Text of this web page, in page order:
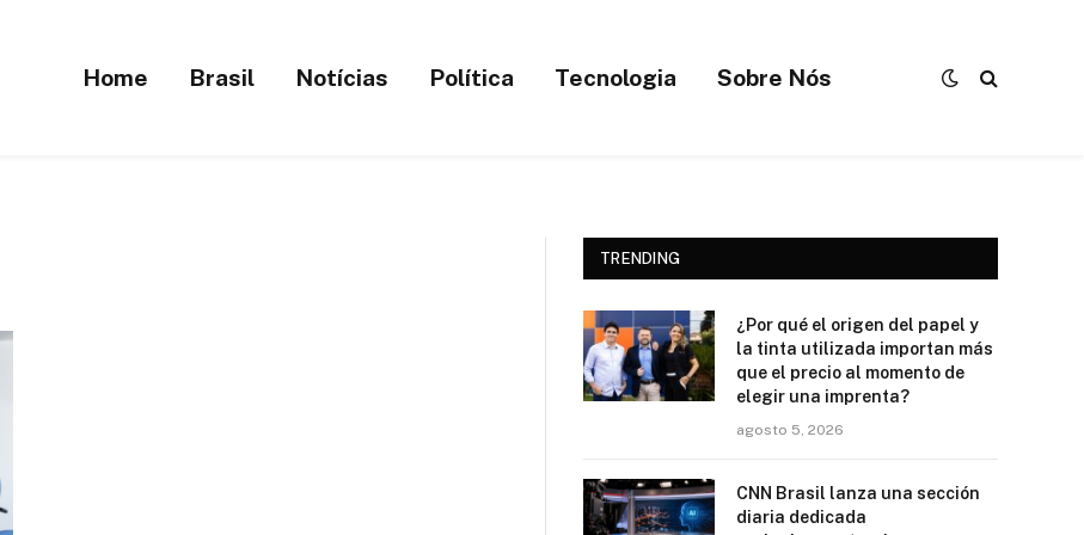
Home Brasil Notícias Política Tecnologia Sobre Nós
TRENDING
¿Por qué el origen del papel y
la tinta utilizada importan más
que el precio al momento de
elegir una imprenta?
agosto 5, 2026
CNN Brasil lanza una sección
diaria dedicada